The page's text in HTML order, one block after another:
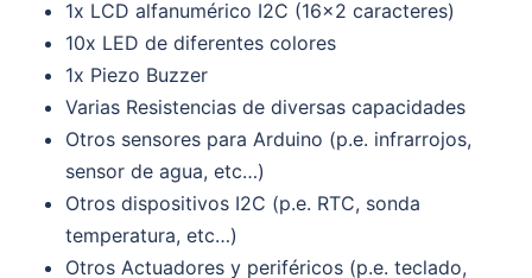
1x LCD alfanumérico I2C (16×2 caracteres)
10x LED de diferentes colores
1x Piezo Buzzer
Varias Resistencias de diversas capacidades
Otros sensores para Arduino (p.e. infrarrojos,
sensor de agua, etc…)
Otros dispositivos I2C (p.e. RTC, sonda
temperatura, etc…)
Otros Actuadores y periféricos (p.e. teclado,